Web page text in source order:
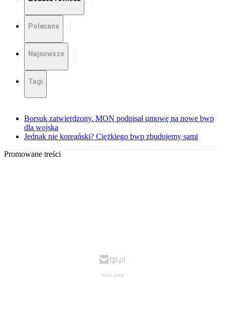
Polecane
Najnowsze
Tagi
Borsuk zatwierdzony. MON podpisał umowę na nowe bwp
dla wojska
Jednak nie koreański? Ciężkiego bwp zbudujemy sami
Promowane treści